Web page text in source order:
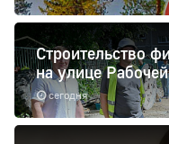
сегодня
Строительство
на улице Рабочей